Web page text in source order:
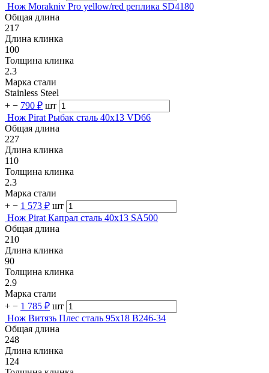
Нож Morakniv Pro yellow/red реплика SD4180
Общая длина
217
Длина клинка
100
Толщина клинка
2.3
Марка стали
Stainless Steel
+ − 790 ₽ шт
Нож Pirat Рыбак сталь 40х13 VD66
Общая длина
227
Длина клинка
110
Толщина клинка
2.3
Марка стали
+ − 1 573 ₽ шт
Нож Pirat Капрал сталь 40х13 SA500
Общая длина
210
Длина клинка
90
Толщина клинка
2.9
Марка стали
+ − 1 785 ₽ шт
Нож Витязь Плес сталь 95х18 B246-34
Общая длина
248
Длина клинка
124